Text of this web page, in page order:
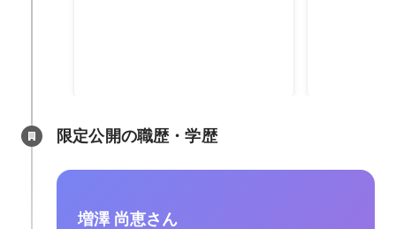
限定公開の職歴・学歴
増澤 尚恵さん